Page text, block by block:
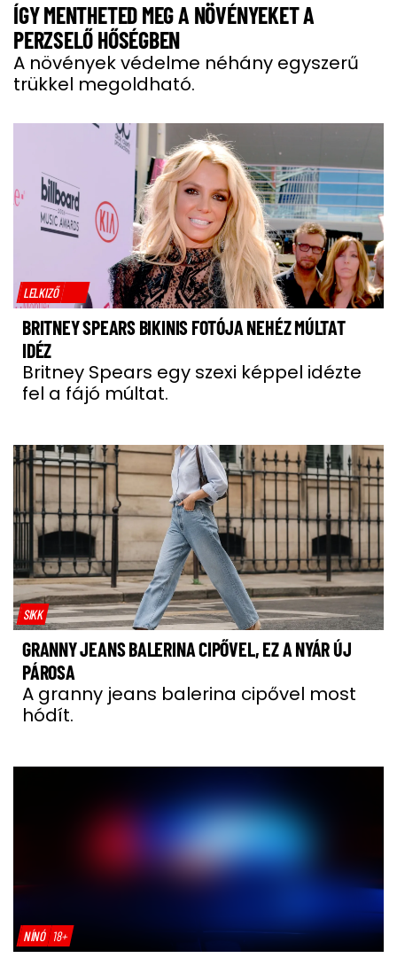
ÍGY MENTHETED MEG A NÖVÉNYEKET A
PERZSELŐ HŐSÉGBEN
A növények védelme néhány egyszerű
trükkel megoldható.
LELKIZŐ
BRITNEY SPEARS BIKINIS FOTÓJA NEHÉZ MÚLTAT
IDÉZ
Britney Spears egy szexi képpel idézte
fel a fájó múltat.
SIKK
GRANNY JEANS BALERINA CIPŐVEL, EZ A NYÁR ÚJ
PÁROSA
A granny jeans balerina cipővel most
hódít.
NÍNÓ 18+